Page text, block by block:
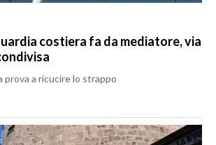
costiera fa da mediatore, via
prova a ricucire lo strappo